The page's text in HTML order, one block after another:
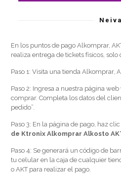
Neiva
En los puntos de pago Alkomprar,
realiza entrega de tickets físicos, solo
Paso 1: Visita una tienda Alkomprar,
Paso 2: Ingresa a nuestra página
comprar. Completa los datos del
pedido”.
Paso 3: En la página de pago, haz clic
de Ktronix Alkomprar Alkosto
Paso 4: Se generará un código de
tu celular en la caja de cualquier
o AKT para realizar el pago.